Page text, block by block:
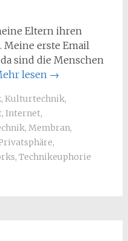
Eltern ihren
Meine erste Email
sind die Menschen
lesen →
, Kulturtechnik,
, Internet,
, Membran,
,
, Technikeuphorie